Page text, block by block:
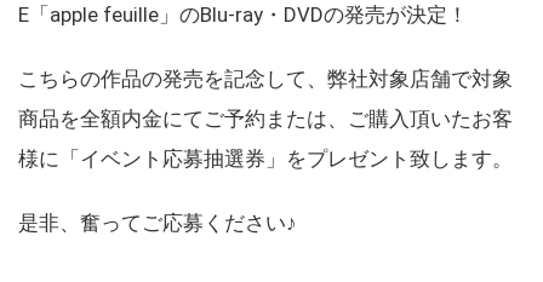
E「apple feuille」のBlu-ray・DVDの発売が決定！
こちらの作品の発売を記念して、弊社対象店舗で対象
商品を全額内金にてご予約または、ご購入頂いたお客
様に「イベント応募抽選券」をプレゼント致します。
是非、奮ってご応募ください♪